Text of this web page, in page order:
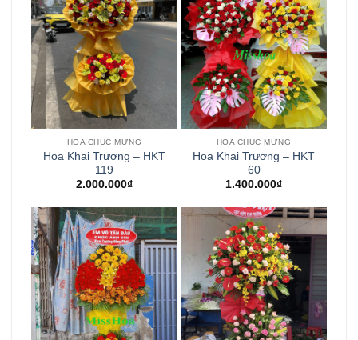
HOA CHÚC MỪNG
Hoa Khai Trương – HKT
119
2.000.000₫
HOA CHÚC MỪNG
Hoa Khai Trương – HKT
60
1.400.000₫